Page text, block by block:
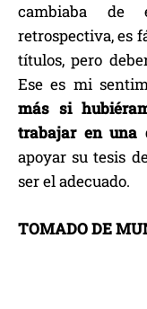
cambiaba de
retrospectiva, es
títulos, pero
Ese es mi
más si
trabajar en una
apoyar su tesis
ser el adecuado.
TOMADO DE